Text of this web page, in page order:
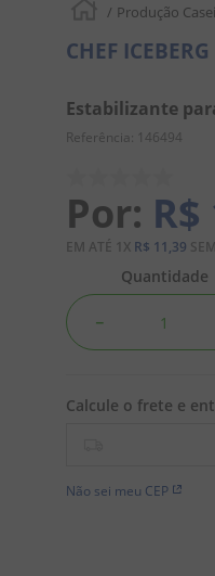
Produção
CHEF ICEBERG
Estabilizante
Referência : 146494
R$
EM ATÉ 1 X R$ 11,39
Quantidade
－
Não sei meu CEP